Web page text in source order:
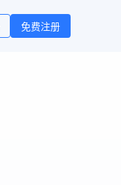
免费注册